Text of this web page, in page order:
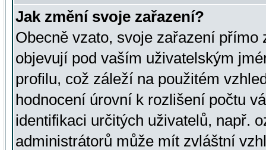
Jak změní svoje zařazení?
Obecně vzato, svoje zařazení přímo
objevují pod vaším uživatelským
profilu, což záleží na použitém
hodnocení úrovní k rozlišení počtu
identifikaci určitých uživatelů, např.
administrátorů může mít zvláštní